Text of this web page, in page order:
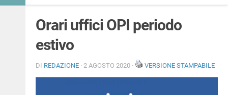
Orari uffici OPI periodo
estivo
DI REDAZIONE · 2 AGOSTO 2020 · VERSIONE STAMPABILE